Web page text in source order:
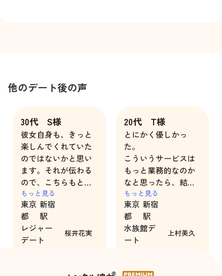
他のデート後の声
30代 S様
彼女自身も、きっと
楽しんでくれていた
のではないかと思い
ます。それが伝わる
ので、こちらもとて
も楽しい時間を過ご
すことができまし
た。
もっと色んな場所に
ご一緒してもらいた
もっと見る
東京
都
新宿
駅
レジャー
デート
桜井花実
20代 T様
とにかく優しかっ
た。
こういうサービスは
もっと業務的なのか
なと思ったら、結構
素に近い感じで話し
できて嬉しかった。
さりげないところで
優しさが垣間見え、
おっとりしてるのか
もっと見る
東京
都
新宿
駅
水族館デ
ート
上村美久